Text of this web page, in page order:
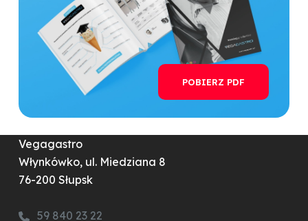
POBIERZ PDF
Vegagastro
Włynkówko, ul. Miedziana 8
76-200 Słupsk
59 840 23 22